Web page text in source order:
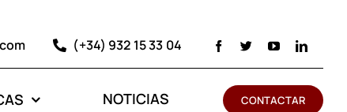
(+34) 932 15 33 04
NOTICIAS CONTACTAR